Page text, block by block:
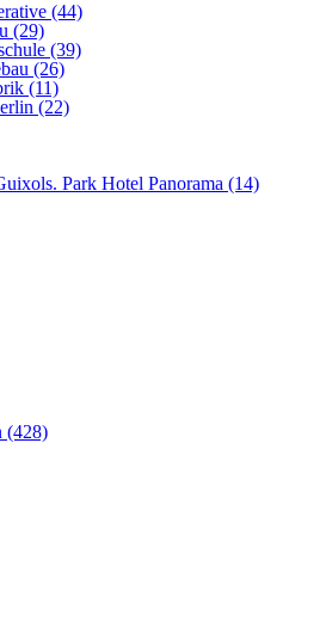
(44)
(29)
(39)
(26)
(11)
(22)
Park Hotel Panorama (14)
(428)